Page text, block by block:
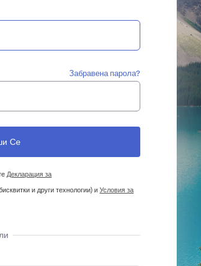
Забравена парола?
Декларация за
и други технологии) иУсловия за